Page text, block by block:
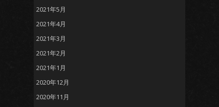
2021年5月
2021年4月
2021年3月
2021年2月
2021年1月
2020年12月
2020年11月